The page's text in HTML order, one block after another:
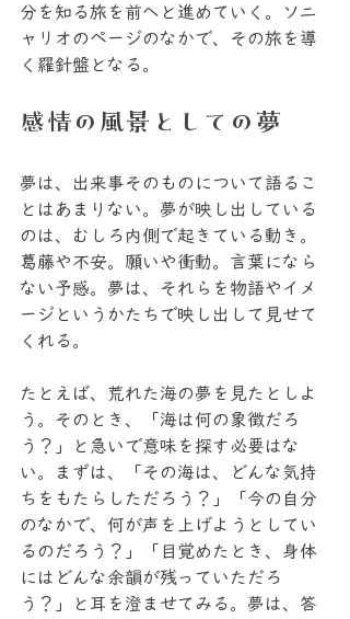
分を知る旅を前へと進めていく。ソニ
ャリオのページのなかで、その旅を導
く羅針盤となる。
感情の風景としての夢
夢は、出来事そのものについて語るこ
とはあまりない。夢が映し出している
のは、むしろ内側で起きている動き。
葛藤や不安。願いや衝動。言葉になら
ない予感。夢は、それらを物語やイメ
ージというかたちで映し出して見せて
くれる。
たとえば、荒れた海の夢を見たとしよ
う。そのとき、「海は何の象徴だろ
う？」と急いで意味を探す必要はな
い。まずは、「その海は、どんな気持
ちをもたらしただろう？」「今の自分
のなかで、何が声を上げようとしてい
るのだろう？」「目覚めたとき、身体
にはどんな余韻が残っていただろ
う？」と耳を澄ませてみる。夢は、答